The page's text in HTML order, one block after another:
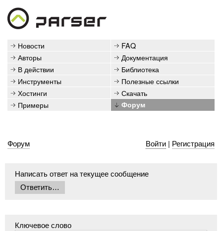
Новости
FAQ
Авторы
Документация
В действии
Библиотека
Инструменты
Полезные ссылки
Хостинги
Скачать
Примеры
Форум
Форум Войти| Регистрация
Написать ответ на текущее сообщение
Ключевое слово